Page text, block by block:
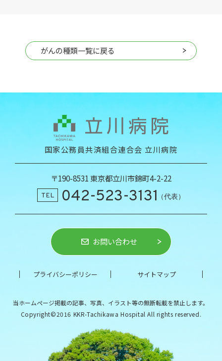
がんの種類一覧に戻る
国家公務員共済組合連合会 立川病院
〒190-8531 東京都立川市錦町4-2-22
TEL 042-523-3131 （代表）
お問い合わせ
プライバシーポリシー サイトマップ
当ホームページ掲載の記事、写真、イラスト等の無断転載を禁止します。
Copyright©2016 KKR-Tachikawa Hospital All rights reserved.